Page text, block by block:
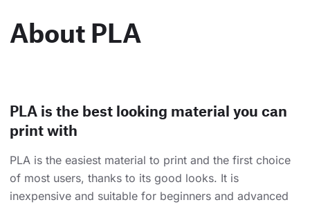
About PLA
PLA is the best looking material you can
print with
PLA is the easiest material to print and the first choice
of most users, thanks to its good looks. It is
inexpensive and suitable for beginners and advanced